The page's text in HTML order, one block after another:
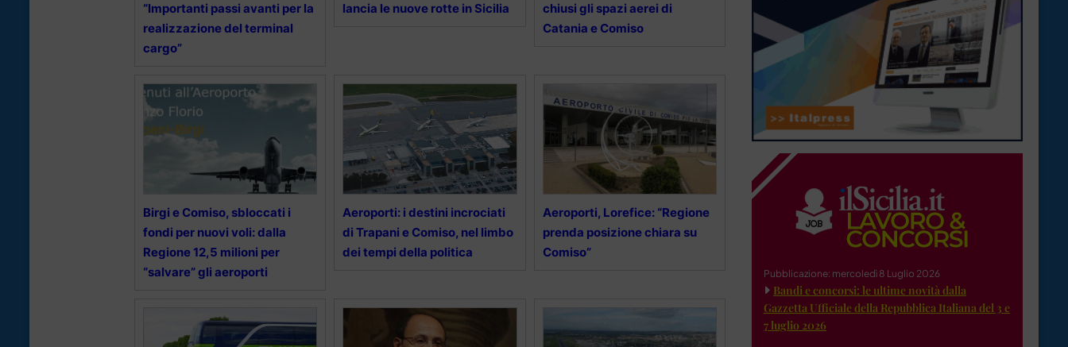
“Importanti passi avanti per la
realizzazione del terminal
cargo”
lancia le nuove rotte in Sicilia
chiusi gli spazi aerei di
Catania e Comiso
Birgi e Comiso, sbloccati i
fondi per nuovi voli: dalla
Regione 12,5 milioni per
“salvare” gli aeroporti
Aeroporti: i destini incrociati
di Trapani e Comiso, nel limbo
dei tempi della politica
Aeroporti, Lorefice: “Regione
prenda posizione chiara su
Comiso”
Pubblicazione: mercoledì 8 Luglio 2026
Bandi e concorsi: le ultime novità dalla
Gazzetta Ufficiale della Repubblica Italiana del 3 e
7 luglio 2026